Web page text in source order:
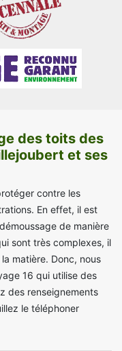
des toits des
et ses
contre les
En effet, il est
de manière
sont très complexes, il
matière. Donc, nous
16 qui utilise des
des renseignements
le téléphoner